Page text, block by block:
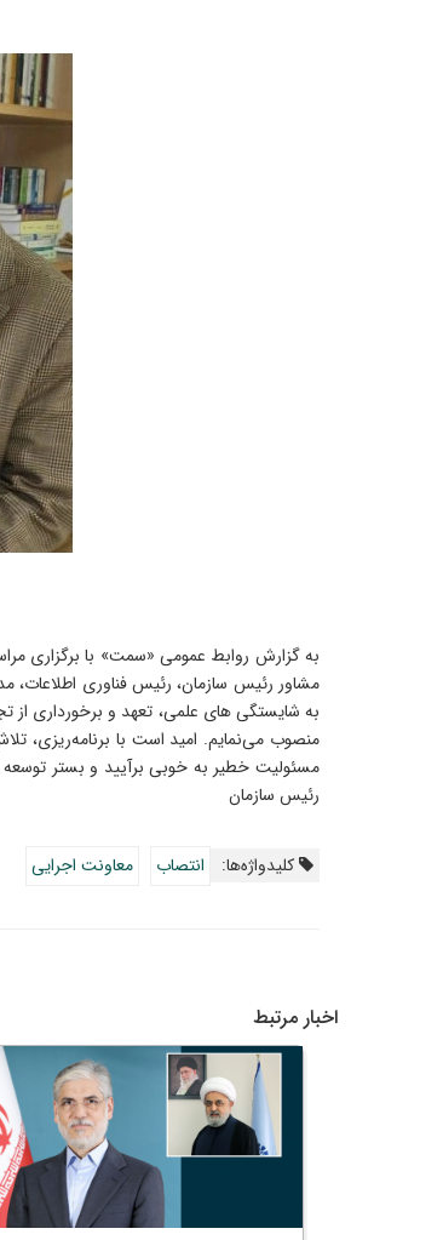
به گزارش روابط عمومی «سمت» با برگزاری
مشاور رئیس سازمان، رئیس فناوری
منصوب می‌نمایم. امید است با برنامه‌ریزی،
مسئولیت خطیر به خوبی برآیید و بستر توسعه
رئیس سازمان
کلیدواژه‌ها: انتصاب معاونت اجرایی
اخبار مرتبط